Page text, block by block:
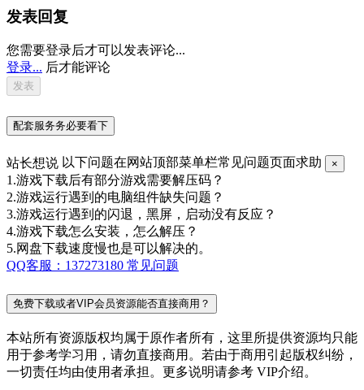
发表回复
您需要登录后才可以发表评论...
登录... 后才能评论
配套服务务必要看下
站长想说 以下问题在网站顶部菜单栏常见问题页面求助 ×
1.游戏下载后有部分游戏需要解压码？
2.游戏运行遇到的电脑组件缺失问题？
3.游戏运行遇到的闪退，黑屏，启动没有反应？
4.游戏下载怎么安装，怎么解压？
5.网盘下载速度慢也是可以解决的。
QQ客服：137273180 常见问题
免费下载或者VIP会员资源能否直接商用？
本站所有资源版权均属于原作者所有，这里所提供资源均只能
用于参考学习用，请勿直接商用。若由于商用引起版权纠纷，
一切责任均由使用者承担。更多说明请参考 VIP介绍。